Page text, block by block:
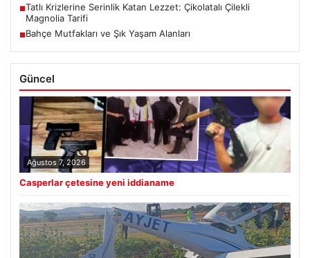
■Tatlı Krizlerine Serinlik Katan Lezzet: Çikolatalı Çilekli
Magnolia Tarifi
■Bahçe Mutfakları ve Şık Yaşam Alanları
Güncel
Ağustos 7, 2026
Casperlar çetesine yeni iddianame